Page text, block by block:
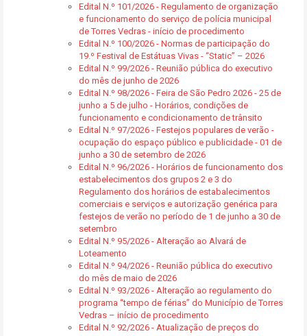
Edital N.º 101/2026 - Regulamento de organização
e funcionamento do serviço de polícia municipal
de Torres Vedras - início de procedimento
Edital N.º 100/2026 - Normas de participação do
19.º Festival de Estátuas Vivas - “Static” – 2026
Edital N.º 99/2026 - Reunião pública do executivo
do mês de junho de 2026
Edital N.º 98/2026 - Feira de São Pedro 2026 - 25 de
junho a 5 de julho - Horários, condições de
funcionamento e condicionamento de trânsito
Edital N.º 97/2026 - Festejos populares de verão -
ocupação do espaço público e publicidade - 01 de
junho a 30 de setembro de 2026
Edital N.º 96/2026 - Horários de funcionamento dos
estabelecimentos dos grupos 2 e 3 do
Regulamento dos horários de estabalecimentos
comerciais e serviços e autorização genérica para
festejos de verão no período de 1 de junho a 30 de
setembro
Edital N.º 95/2026 - Alteração ao Alvará de
Loteamento
Edital N.º 94/2026 - Reunião pública do executivo
do mês de maio de 2026
Edital N.º 93/2026 - Alteração ao regulamento do
programa “tempo de férias” do Município de Torres
Vedras – início de procedimento
Edital N.º 92/2026 - Atualização de preços do